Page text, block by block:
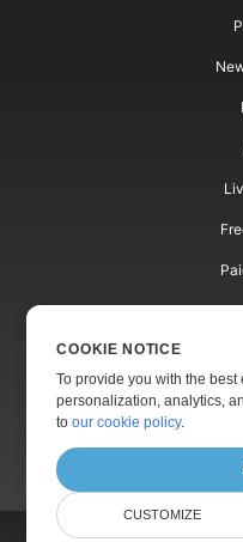
COOKIE NOTICE
To provide you with the
personalization, analytics,
toour cookie policy.
CUSTOMIZE